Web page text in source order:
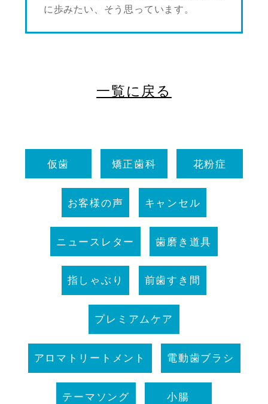
に歩みたい、そう思っています。
一覧に戻る
仮歯 矯正歯科 花粉症
お客様の声 キャンセル
ニュースレター 歯磨き道具
指しゃぶり 前歯すき間
プレミアムケア
アロマトリートメント 電動歯ブラシ
テーマソング 小腸